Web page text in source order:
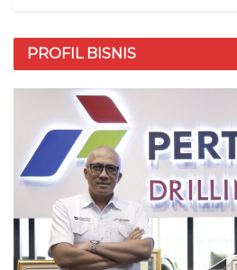
PROFIL BISNIS